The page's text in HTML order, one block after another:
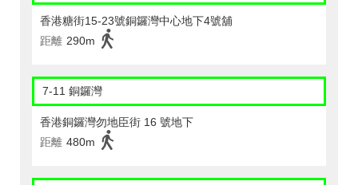
香港糖街15-23號銅鑼灣中心地下4號舖
距離 290m
7-11 銅鑼灣
香港銅鑼灣勿地臣街 16 號地下
距離 480m